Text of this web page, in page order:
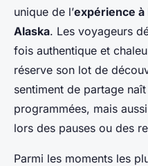
unique de l’expérience à
Alaska. Les voyageurs
fois authentique et
réserve son lot de
sentiment de partage
programmées, mais
lors des pauses ou des
Parmi les moments les